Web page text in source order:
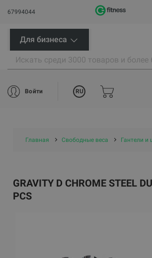
67994044
Для бизнеса
Войти RU
Главная Свободные веса Гантели и
GRAVITY D CHROME STEEL
PCS